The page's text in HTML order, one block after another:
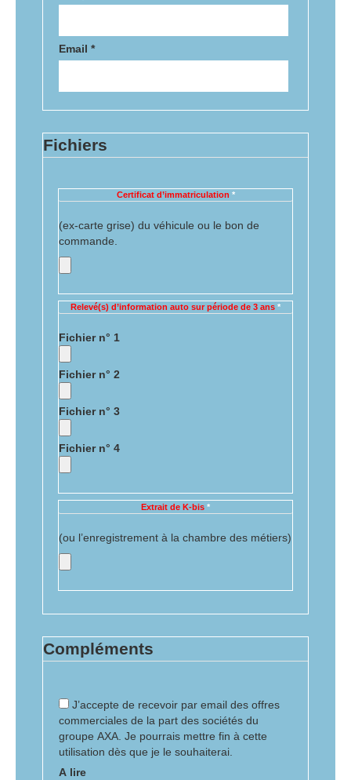
Email *
Fichiers
Certificat d’immatriculation *
(ex-carte grise) du véhicule ou le bon de
commande.
Relevé(s) d’information auto sur période de 3 ans *
Fichier n° 1
Fichier n° 2
Fichier n° 3
Fichier n° 4
Extrait de K-bis *
(ou l’enregistrement à la chambre des métiers)
Compléments
J’accepte de recevoir par email des offres
commerciales de la part des sociétés du
groupe AXA. Je pourrais mettre fin à cette
utilisation dès que je le souhaiterai.
A lire